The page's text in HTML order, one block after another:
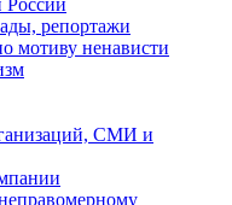
России
репортажи
мотиву ненависти
СМИ и